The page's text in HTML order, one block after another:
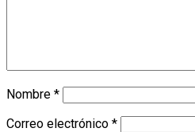
Nombre *
Correo electrónico *